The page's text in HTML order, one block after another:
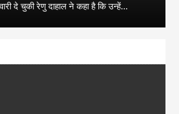
दे चुकी रेणु दाहाल ने कहा है कि उन्हें...